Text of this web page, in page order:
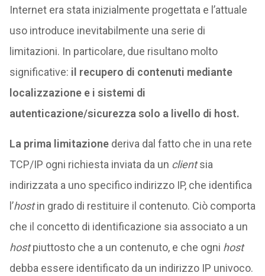
Internet era stata inizialmente progettata e l’attuale
uso introduce inevitabilmente una serie di
limitazioni. In particolare, due risultano molto
significative: il recupero di contenuti mediante
localizzazione e i sistemi di
autenticazione/sicurezza solo a livello di host.
La prima limitazionederiva dal fatto che in una rete
TCP/IP ogni richiesta inviata da un clientsia
indirizzata a uno specifico indirizzo IP, che identifica
l’hostin grado di restituire il contenuto. Ciò comporta
che il concetto di identificazione sia associato a un
hostpiuttosto che a un contenuto, e che ogni host
debba essere identificato da un indirizzo IP univoco.